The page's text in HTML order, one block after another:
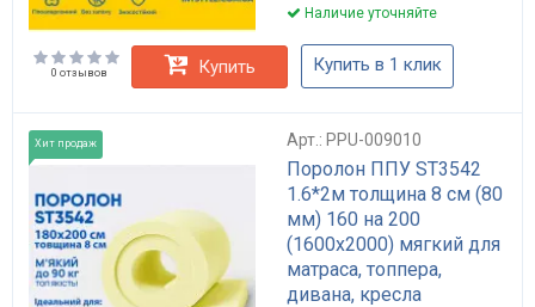
Наличие уточняйте
0 отзывов Купить Купить в 1 клик
Хит продаж Арт.: PPU-009010
Поролон ППУ ST3542
1.6*2м толщина 8 см (80
мм) 160 на 200
(1600х2000) мягкий для
матраса, топпера,
дивана, кресла